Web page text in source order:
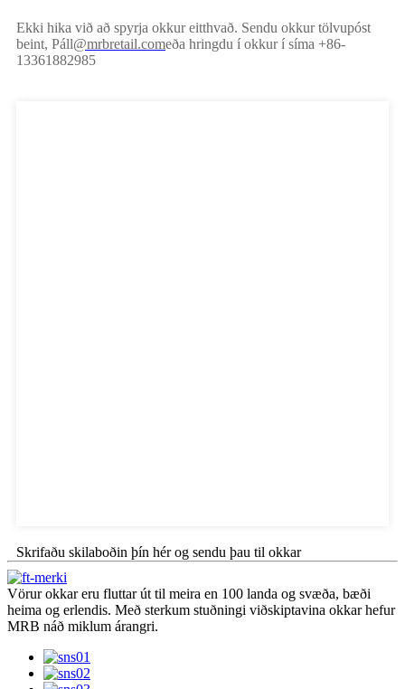
Ekki hika við að spyrja okkur eitthvað. Sendu okkur tölvupóst
beint, Páll@mrbretail.comeða hringdu í okkur í síma +86-
13361882985
Skrifaðu skilaboðin þín hér og sendu þau til okkar
Vörur okkar eru fluttar út til meira en 100 landa og svæða, bæði
heima og erlendis. Með sterkum stuðningi viðskiptavina okkar hefur
MRB náð miklum árangri.